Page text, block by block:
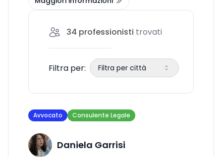
modalità di risarcimento e i servizi legali
avere accesso a professionisti qualificati è
fondamentale per ottenere
34 professionisti trovati
Filtra per: Filtra per città
Avvocato Consulente Legale
Daniela Garrisi